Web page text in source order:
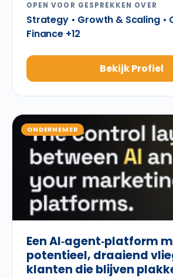
OPEN VOOR GESPREKKEN OVER
Strategy • Growth & Scaling •
Finance +12
Bekijk Profiel
ONDERNEMER
Een AI‑agent‑platform
potentieel, draaiend
klanten die blijven